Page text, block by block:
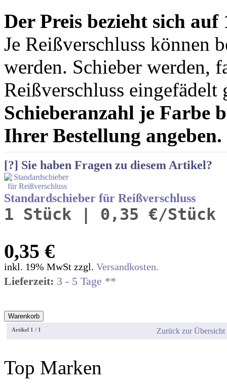
Der Preis bezieht sich
Je Reißverschluss können
werden. Schieber werden,
Reißverschluss eingefädelt
Schieberanzahl je Farbe
Ihrer Bestellung angeben.
[?] Sie haben Fragen zu diesem Artikel?
Standardschieber für Reißverschluss
1 Stück | 0,35 €/Stück
0,35 €
inkl. 19% MwSt zzgl. Versandkosten.
Lieferzeit: 3 - 5 Tage **
Artikel 1 / 1 Zurück zur
Top Marken